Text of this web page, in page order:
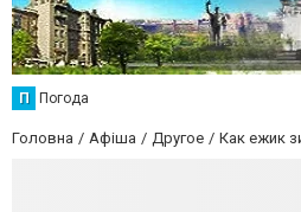
П Погода
Головна Афіша Другое Как ежик